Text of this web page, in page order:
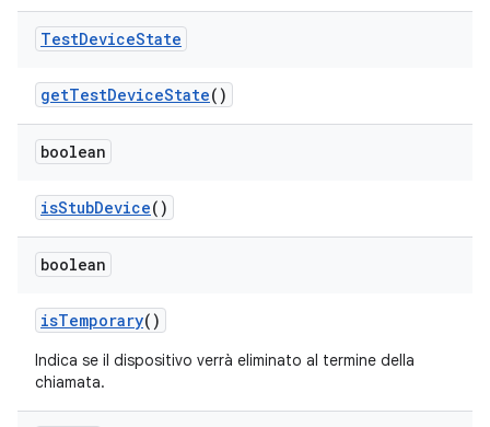
TestDeviceState
getTestDeviceState()
boolean
isStubDevice()
boolean
isTemporary()
Indica se il dispositivo verrà eliminato al termine della
chiamata.